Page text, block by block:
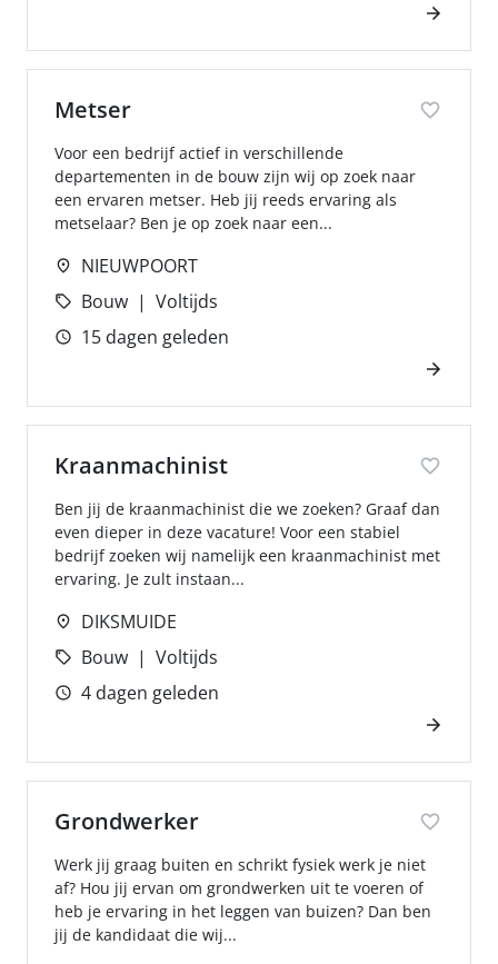
Metser
Voor een bedrijf actief in verschillende
departementen in de bouw zijn wij op zoek naar
een ervaren metser. Heb jij reeds ervaring als
metselaar? Ben je op zoek naar een...
NIEUWPOORT
Bouw
Voltijds
15 dagen geleden
Kraanmachinist
Ben jij de kraanmachinist die we zoeken? Graaf dan
even dieper in deze vacature! Voor een stabiel
bedrijf zoeken wij namelijk een kraanmachinist met
ervaring. Je zult instaan...
DIKSMUIDE
Bouw
Voltijds
4 dagen geleden
Grondwerker
Werk jij graag buiten en schrikt fysiek werk je niet
af? Hou jij ervan om grondwerken uit te voeren of
heb je ervaring in het leggen van buizen? Dan ben
jij de kandidaat die wij...